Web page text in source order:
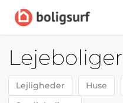
Lejligheder Huse